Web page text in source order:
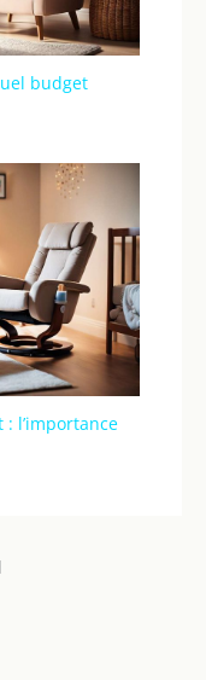
budget
l’importance